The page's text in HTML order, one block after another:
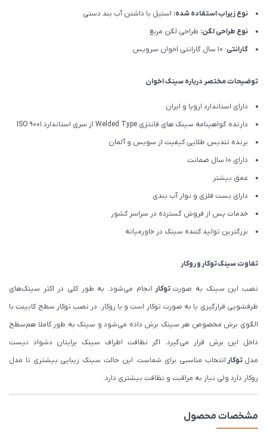
نوع زیراب استفاده شده: استیل با داشتن آب بند دستی
نوع طراحی لگن: طراحی لگن مربع
گارانتی: 10 سال گارانتی اخوان سرویس
توضیحات مختصر درباره سینک اخوان
دارای استاندارد اروپا و ایران
دارنده گواهینامه سینک های فانتزی Welded Type از سری استاندارد ISO 9001
برنده تندیس طلایی کیفیت از سویس و آلمان
دارای ۱۰ سال ضمانت
عمق بیشتر
دارای بست فلزی و نوار آب بندی
خدمات پس از فروش گسترده در سراسر کشور
بزرگترین تولید کننده سینک در خاورمیانه
تفاوت سینکتوکاروروکار
نصب این سینک به صورتتوکار انجام می‌شود. به طور کلی در اکثر سینک‌های
ظرفشویی قرارگیری یا به صورت توکار است و یا روکار. در نصب توکار سطح کابینت با
الگوی برش مخصوص هر سینک برش داده می‌شود و سینک به طور کاملا هم‌سطح
داخل این برش قرار می‌گیرد. اگر نظافت اطراف سینک برایتان دشواد نیست
مدل توکارانتخاب مناسبی برای شماست. این حالت سینک زیبایی بیشتری تا مدل
روکار دارد ولی نیاز به مراقبت و نظافت بیشتری دارد.
مشخصات محصول